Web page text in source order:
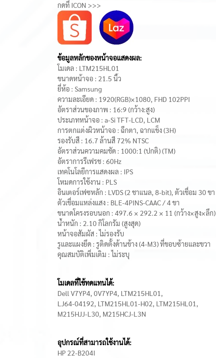
กดที่ ICON >>>
ข้อมูลหลักของหน้าจอแสดงผล:
โมเดล : LTM215HL01
ขนาดหน้าจอ : 21.5 นิ้ว
ยี่ห้อ : Samsung
ความละเอียด : 1920(RGB)×1080, FHD 102PPI
อัตราส่วนของภาพ : 16:9 (กว้าง:สูง)
ประเภทหน้าจอ : a-Si TFT-LCD, LCM
การตกแต่งผิวหน้าจอ : ฉีกตา, ฉากแข็ง (3H)
รองรับสี : 16.7 ล้านสี 72% NTSC
อัตราส่วนความคมชัด : 1000:1 (ปกติ) (TM)
อัตราการรีเฟรช : 60Hz
เทคโนโลยีการแสดงผล : IPS
โหมดการใช้งาน : PLS
อินเตอร์เฟซหลัก : LVDS (2 ชาแนล, 8-bit), ตัวเชื่อม 30 ขา
ตัวเชื่อมแหล่งแสง : BLE-4PINS-CAAC / 4 ขา
ขนาดโครงรอบนอก : 497.6 × 292.2 × 11 (กว้าง×สูง×ลึก)
น้ำหนัก : 2.10 กิโลกรัม (สูงสุด)
หน้าจอสัมผัส : ไม่รองรับ
รูและแผงยึด : รูติดตั้งด้านข้าง (4-M3) ที่ขอบซ้ายและขวา
คุณสมบัติเพิ่มเติม : ไม่ระบุ
โมเดลที่ใช้ทดแทนได้:
Dell V7YP4, 0V7YP4, LTM215HL01,
LJ64-04192, LTM215HL01-H02, LTM215HL01,
M215HJJ-L30, M215HCJ-L3N
อุปกรณ์ที่สามารถใช้งานได้:
HP 22-B204I